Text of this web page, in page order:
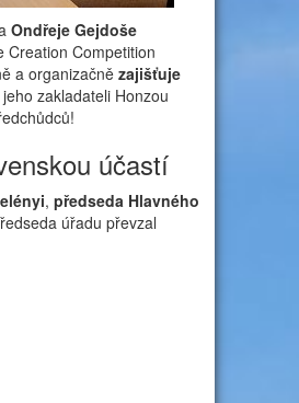
Ondřeje Gejdoše
Creation Competition
a organizačnězajišťuje
zakladateli Honzou
účastí
, předseda Hlavného
úřadu převzal